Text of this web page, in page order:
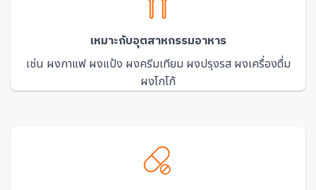
เหมาะกับอุตสาหกรรมอาหาร
เช่น ผงกาแฟ ผงแป้ง ผงครีมเทียม ผงปรุงรส ผงเครื่องดื่ม
ผงโกโก้